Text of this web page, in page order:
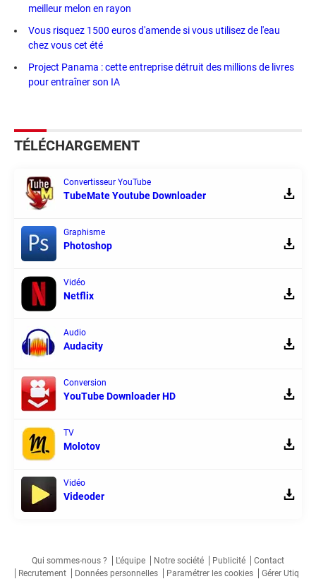
meilleur melon en rayon
Vous risquez 1500 euros d'amende si vous utilisez de l'eau
chez vous cet été
Project Panama : cette entreprise détruit des millions de livres
pour entraîner son IA
TÉLÉCHARGEMENT
Convertisseur YouTube
TubeMate Youtube Downloader
Graphisme
Photoshop
Vidéo
Netflix
Audio
Audacity
Conversion
YouTube Downloader HD
TV
Molotov
Vidéo
Videoder
Qui sommes-nous ? L'équipe Notre société Publicité
Contact
Recrutement
Données personnelles Paramétrer les cookies Gérer Utiq